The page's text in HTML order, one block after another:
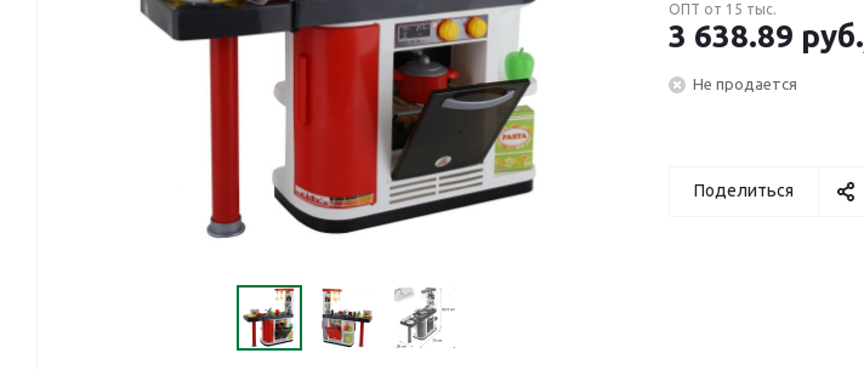
ОПТ от 15 тыс.
3 638.89 руб.
Не продается
Поделиться